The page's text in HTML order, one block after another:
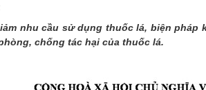
nhu cầu sử dụng thuốc lá, biện pháp
chống tác hại của thuốc lá.